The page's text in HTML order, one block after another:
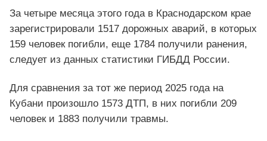
За четыре месяца этого года в Краснодарском крае
зарегистрировали 1517 дорожных аварий, в которых
159 человек погибли, еще 1784 получили ранения,
следует из данных статистики ГИБДД России.
Для сравнения за тот же период 2025 года на
Кубани произошло 1573 ДТП, в них погибли 209
человек и 1883 получили травмы.